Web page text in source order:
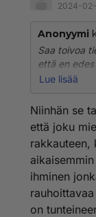
2024-02-
Anonyymi
Saa toivoa
että en
elämääni.
vähiten
Lue lisää
Niinhän se
että joku
rakkauteen,
ihminen
on